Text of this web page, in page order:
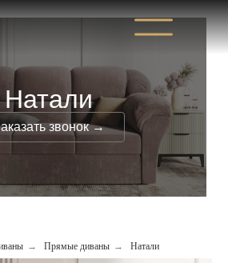
Натали
звонок →
→ Прямые диваны → Натали